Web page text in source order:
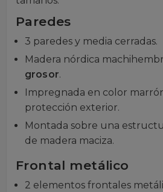
Paredes
3 paredes y media cerradas.
Madera nórdica
grosor.
Impregnada en color
protección exterior.
Montada sobre una
de madera maciza.
Frontal metálico
2 elementos frontales